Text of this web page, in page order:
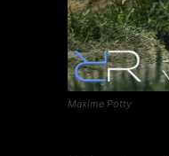
Maxime Potty